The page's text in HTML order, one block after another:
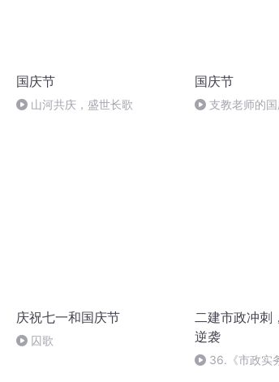
国庆节
山河共庆，盛世长歌
国庆节
支教老师的
庆祝七一和国庆节
囚歌
二建市政冲刺
逆袭
36.《市政实